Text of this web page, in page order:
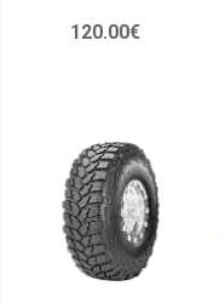
120.00€